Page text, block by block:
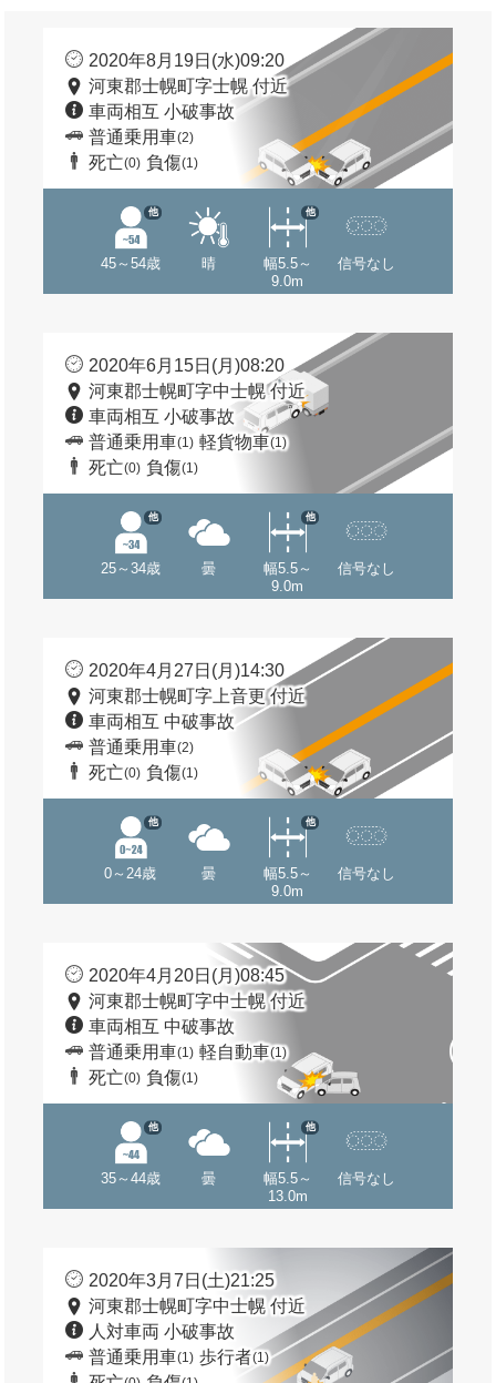
2020年8月19日(水)09:20
河東郡士幌町字士幌 付近
車両相互 小破事故
普通乗用車(2)
死亡(0) 負傷(1)
45～54歳
他
晴
幅5.5～
9.0m
他
信号なし
2020年6月15日(月)08:20
河東郡士幌町字中士幌 付近
車両相互 小破事故
普通乗用車(1) 軽貨物車(1)
死亡(0) 負傷(1)
25～34歳
他
曇
幅5.5～
9.0m
他
信号なし
2020年4月27日(月)14:30
河東郡士幌町字上音更 付近
車両相互 中破事故
普通乗用車(2)
死亡(0) 負傷(1)
0～24歳
他
曇
幅5.5～
9.0m
他
信号なし
2020年4月20日(月)08:45
河東郡士幌町字中士幌 付近
車両相互 中破事故
普通乗用車(1) 軽自動車(1)
死亡(0) 負傷(1)
35～44歳
他
曇
幅5.5～
13.0m
他
信号なし
2020年3月7日(土)21:25
河東郡士幌町字中士幌 付近
人対車両 小破事故
普通乗用車(1) 歩行者(1)